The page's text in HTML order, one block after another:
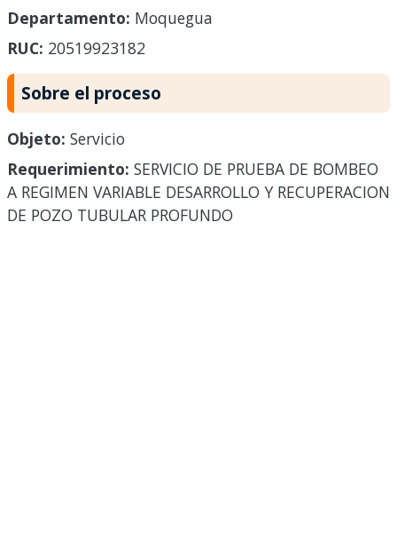
Departamento: Moquegua
RUC: 20519923182
Sobre el proceso
Objeto: Servicio
Requerimiento: SERVICIO DE PRUEBA DE BOMBEO
A REGIMEN VARIABLE DESARROLLO Y RECUPERACION
DE POZO TUBULAR PROFUNDO